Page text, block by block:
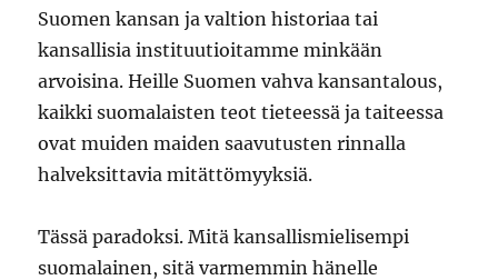
Suomen kansan ja valtion historiaa tai
kansallisia instituutioitamme minkään
arvoisina. Heille Suomen vahva kansantalous,
kaikki suomalaisten teot tieteessä ja taiteessa
ovat muiden maiden saavutusten rinnalla
halveksittavia mitättömyyksiä.
Tässä paradoksi. Mitä kansallismielisempi
suomalainen, sitä varmemmin hänelle